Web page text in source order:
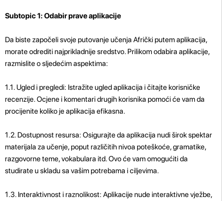
Subtopic 1: Odabir prave aplikacije
Da biste započeli svoje putovanje učenja Afrički putem aplikacija,
morate odrediti najprikladnije sredstvo. Prilikom odabira aplikacije,
razmislite o sljedećim aspektima:
1.1. Ugled i pregledi: Istražite ugled aplikacija i čitajte korisničke
recenzije. Ocjene i komentari drugih korisnika pomoći će vam da
procijenite koliko je aplikacija efikasna.
1.2. Dostupnost resursa: Osigurajte da aplikacija nudi širok spektar
materijala za učenje, poput različitih nivoa poteškoće, gramatike,
razgovorne teme, vokabulara itd. Ovo će vam omogućiti da
studirate u skladu sa vašim potrebama i ciljevima.
1.3. Interaktivnost i raznolikost: Aplikacije nude interaktivne vježbe,